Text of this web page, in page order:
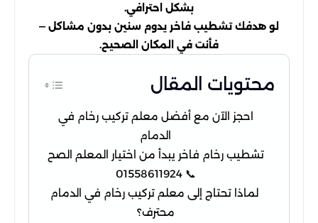
بشكل احترافي.
لو هدفك تشطيب فاخر يدوم سنين بدون مشاكل —
فأنت في المكان الصحيح.
محتويات المقال
احجز الآن مع أفضل معلم تركيب رخام في
الدمام
تشطيب رخام فاخر يبدأ من اختيار المعلم الصح
📞 01558611924
لماذا تحتاج إلى معلم تركيب رخام في الدمام
محترف؟